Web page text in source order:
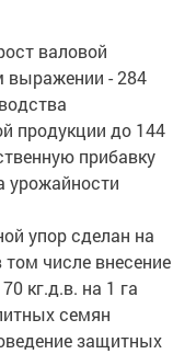
валовой
выражении - 284
продукции до 144
прибавку
урожайности
упор сделан на
том числе внесение
кг.д.в. на 1 га
семян
защитных